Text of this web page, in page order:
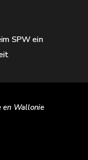
SPW ein
en Wallonie